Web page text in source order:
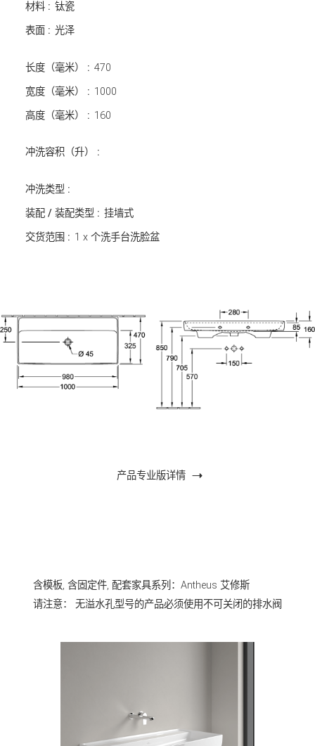
材料 : 钛瓷
表面 : 光泽
长度（毫米） : 470
宽度（毫米） : 1000
高度（毫米） : 160
冲洗容积（升） :
冲洗类型 :
装配 / 装配类型 : 挂墙式
交货范围 : 1 x 个洗手台洗脸盆
产品专业版详情
含模板, 含固定件, 配套家具系列：Antheus 艾修斯
请注意： 无溢水孔型号的产品必须使用不可关闭的排水阀